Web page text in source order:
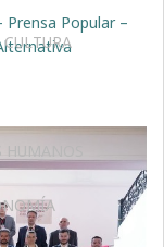
CULTURA
Popular –